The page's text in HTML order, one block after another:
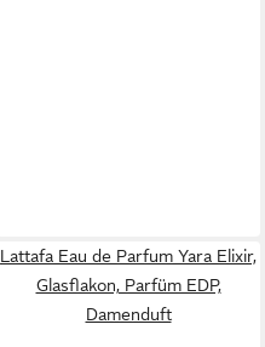
Lattafa Eau de Parfum Yara Elixir,
Glasflakon, Parfüm EDP,
Damenduft